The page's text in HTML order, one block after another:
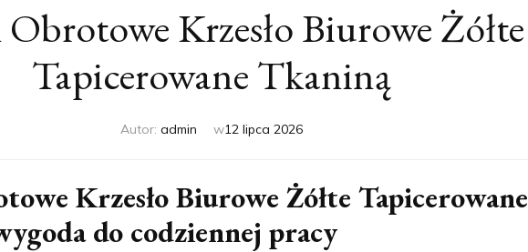
Krzesło Biurowe Żółte
Tapicerowane Tkaniną
Autor: admin w12 lipca 2026
Krzesło Biurowe Żółte Tapicerowane
do codziennej pracy